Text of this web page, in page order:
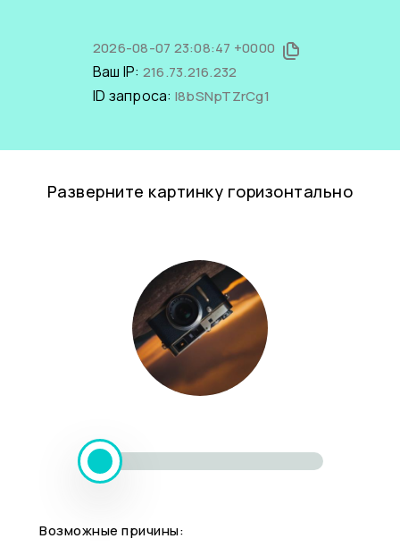
2026-08-07 23:08:47 +0000
Ваш IP: 216.73.216.232
ID запроса: l8bSNpTZrCg1
Разверните картинку горизонтально
Возможные причины: